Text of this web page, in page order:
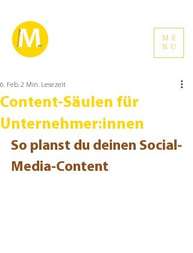
ME
NU
Content-Säulen für
Unternehmer:innen
6. Feb.2 Min. Lesezeit
So planst du deinen Social-
Media-Content